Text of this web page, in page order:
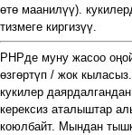
өтө маанилүү).
тизмеге киргизүү.
PHPде муну жасоо
өзгөртүп / жок
кукилер
керексиз аталыштар
коюлбайт. Мындан